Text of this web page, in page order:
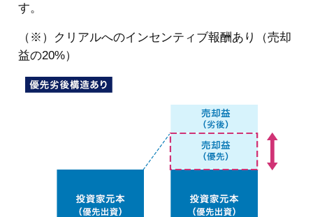
す。
（※）クリアルへのインセンティブ報酬あり（売却
益の20%）